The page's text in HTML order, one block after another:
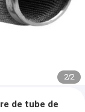
2/2
de tube de